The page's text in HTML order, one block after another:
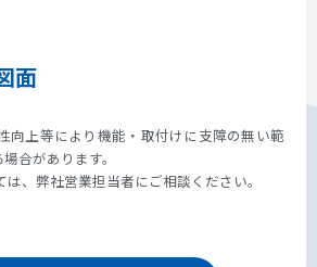
面
向上等により機能・取付けに支障の無い範
合があります。
、弊社営業担当者にご相談ください。